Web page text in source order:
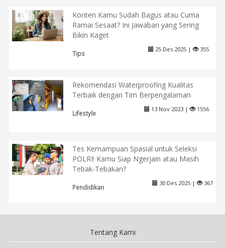
Konten Kamu Sudah Bagus atau Cuma
Ramai Sesaat? Ini Jawaban yang Sering
Bikin Kaget
Tips
25 Des 2025 | 355
Rekomendasi Waterproofing Kualitas
Terbaik dengan Tim Berpengalaman
Lifestyle
13 Nov 2023 | 1556
Tes Kemampuan Spasial untuk Seleksi
POLRI! Kamu Siap Ngerjain atau Masih
Tebak-Tebakan?
Pendidikan
30 Des 2025 | 367
Tentang Kami